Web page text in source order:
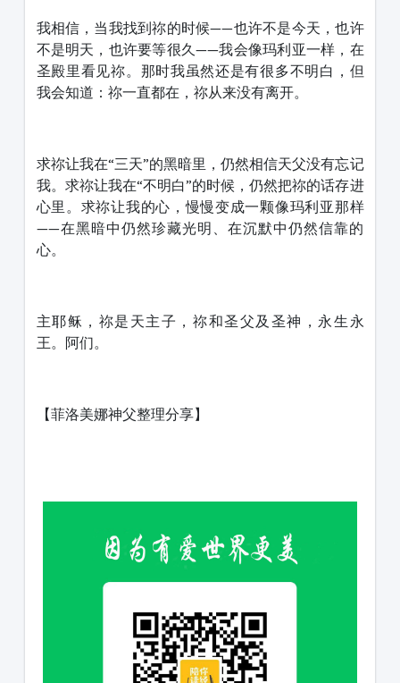
我相信，当我找到祢的时候——也许不是今天，也许
不是明天，也许要等很久——我会像玛利亚一样，在
圣殿里看见祢。那时我虽然还是有很多不明白，但
我会知道：祢一直都在，祢从来没有离开。
求祢让我在“三天”的黑暗里，仍然相信天父没有忘记
我。求祢让我在“不明白”的时候，仍然把祢的话存进
心里。求祢让我的心，慢慢变成一颗像玛利亚那样
——在黑暗中仍然珍藏光明、在沉默中仍然信靠的
心。
主耶稣，祢是天主子，祢和圣父及圣神，永生永
王。阿们。
【菲洛美娜神父整理分享】